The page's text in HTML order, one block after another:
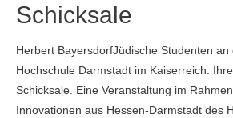
Schicksale
Herbert BayersdorfJüdische Studenten an
Hochschule Darmstadt im Kaiserreich.
Schicksale. Eine Veranstaltung im
Innovationen aus Hessen-Darmstadt des